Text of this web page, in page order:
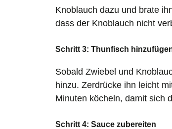
Knoblauch dazu und brate
dass der Knoblauch nicht
Schritt 3: Thunfisch
Sobald Zwiebel und
hinzu. Zerdrücke ihn leicht
Minuten köcheln, damit sich
Schritt 4: Sauce zubereiten